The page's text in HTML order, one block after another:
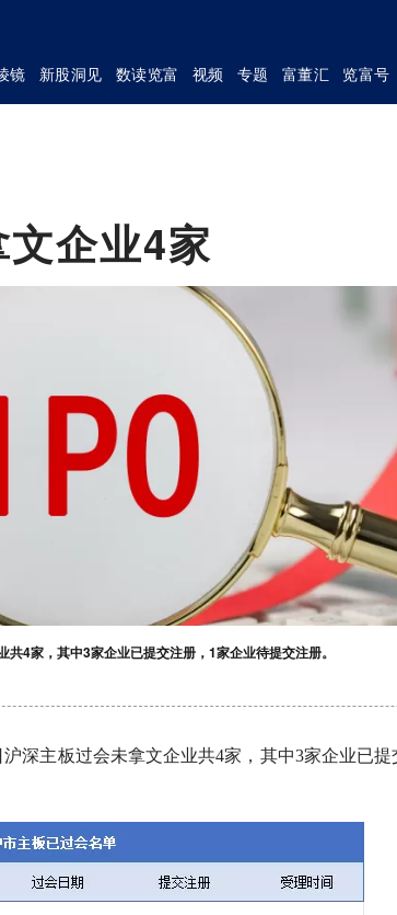
镜 新股洞见 数读览富 视频 专题 富董汇 览富号
企业4家
4家，其中3家企业已提交注册，1家企业待提交注册。
深主板过会未拿文企业共4家，其中3家企业已